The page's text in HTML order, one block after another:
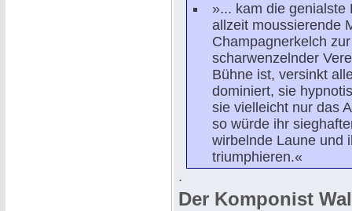
»... kam die genialste
allzeit moussierende
Champagnerkelch
scharwenzelnder
Bühne ist, versinkt
dominiert, sie
sie vielleicht nur das
so würde ihr
wirbelnde Laune und
triumphieren.«
.
Der Komponist